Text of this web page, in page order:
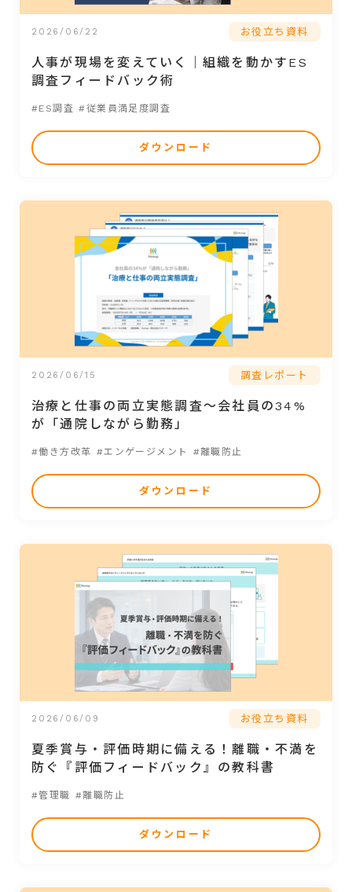
2026/06/22 お役立ち資料
人事が現場を変えていく｜組織を動かすES
調査フィードバック術
#ES調査 #従業員満足度調査
ダウンロード
2026/06/15 調査レポート
治療と仕事の両立実態調査～会社員の34%
が「通院しながら勤務」
#働き方改革 #エンゲージメント #離職防止
ダウンロード
2026/06/09 お役立ち資料
夏季賞与・評価時期に備える！離職・不満を
防ぐ『評価フィードバック』の教科書
#管理職 #離職防止
ダウンロード